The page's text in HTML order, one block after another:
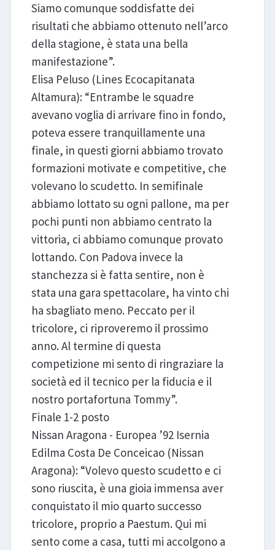
Siamo comunque soddisfatte dei
risultati che abbiamo ottenuto nell’arco
della stagione, è stata una bella
manifestazione”.
Elisa Peluso (Lines Ecocapitanata
Altamura): “Entrambe le squadre
avevano voglia di arrivare fino in fondo,
poteva essere tranquillamente una
finale, in questi giorni abbiamo trovato
formazioni motivate e competitive, che
volevano lo scudetto. In semifinale
abbiamo lottato su ogni pallone, ma per
pochi punti non abbiamo centrato la
vittoria, ci abbiamo comunque provato
lottando. Con Padova invece la
stanchezza si è fatta sentire, non è
stata una gara spettacolare, ha vinto chi
ha sbagliato meno. Peccato per il
tricolore, ci riproveremo il prossimo
anno. Al termine di questa
competizione mi sento di ringraziare la
società ed il tecnico per la fiducia e il
nostro portafortuna Tommy”.
Finale 1-2 posto
Nissan Aragona - Europea ’92 Isernia
Edilma Costa De Conceicao (Nissan
Aragona): “Volevo questo scudetto e ci
sono riuscita, è una gioia immensa aver
conquistato il mio quarto successo
tricolore, proprio a Paestum. Qui mi
sento come a casa, tutti mi accolgono a